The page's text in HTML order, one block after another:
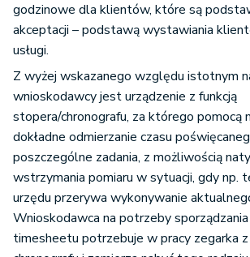
godzinowe dla klientów, które są
akceptacji – podstawą wystawiania
usługi.
Z wyżej wskazanego względu istotnym
wnioskodawcy jest urządzenie z funkcją
stopera/chronografu, za którego pomocą
dokładne odmierzanie czasu
poszczególne zadania, z możliwością
wstrzymania pomiaru w sytuacji, gdy np.
urzędu przerywa wykonywanie
Wnioskodawca na potrzeby
timesheetu potrzebuje w pracy zegarka z